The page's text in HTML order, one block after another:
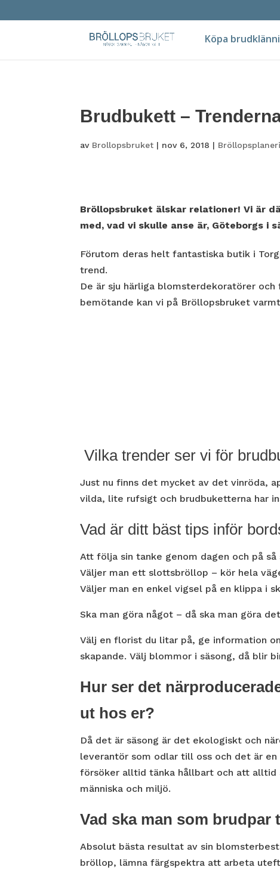
Köpa
Brudbukett –
av Brollopsbruket | nov 6, 2018 |
Bröllopsbruket älskar relationer! Vi är
med, vad vi skulle anse är, Göteborgs i
Förutom deras helt fantastiska butik i
trend.
De är sju härliga blomsterdekoratörer
bemötande kan vi på Bröllopsbruket
Vilka trender ser vi för
Just nu finns det mycket av det vinröda,
vilda, lite rufsigt och brudbuketterna har
Vad är ditt bäst tips inför
Att följa sin tanke genom dagen och på
Väljer man ett slottsbröllop – kör hela
Väljer man en enkel vigsel på en klippa i
Ska man göra något – då ska man göra
Välj en florist du litar på, ge information
skapande. Välj blommor i säsong, då blir
Hur ser det
ut hos er?
Då det är säsong är det ekologiskt och
leverantör som odlar till oss och det är
försöker alltid tänka hållbart och att alltid
människa och miljö.
Vad ska man som
Absolut bästa resultat av sin
bröllop, lämna färgspektra att arbeta